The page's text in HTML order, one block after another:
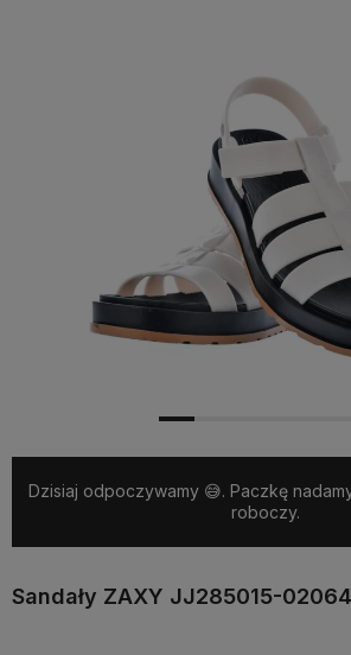
Dzisiaj odpoczywamy 😅. Paczkę
roboczy.
Sandały ZAXY JJ285015-02064